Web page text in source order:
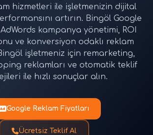
hizmetleri ile işletmenizin dijital
artırın. Bingöl Google
kampanya yönetimi, ROI
ve konversiyon odaklı reklam
işletmeniz için remarketing,
reklamları ve otomatik teklif
ile hızlı sonuçlar alın.
Google Reklam Fiyatları
Ücretsiz Teklif Al